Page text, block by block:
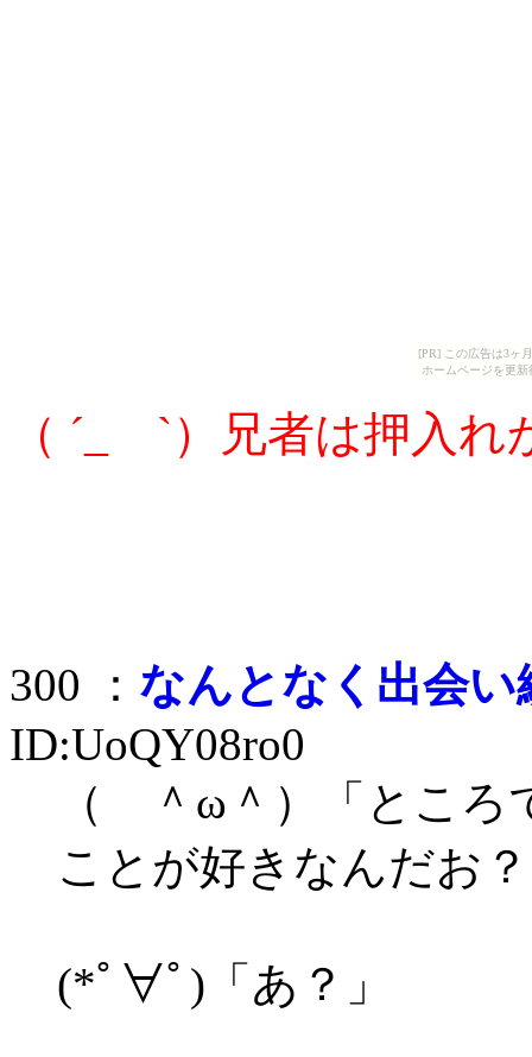
[PR] この広告は3ヶ
ホームページを更
（ ´_ゝ`）兄者は押入
300 ： なんとなく出会い
ID:UoQY08ro0
（ ＾ω＾）「ところ
ことが好きなんだお
(*ﾟ∀ﾟ)「あ？」